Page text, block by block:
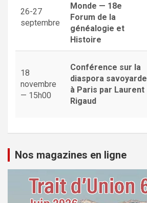
26-27
septembre
Monde — 18e
Forum de la
généalogie et
Histoire
18
novembre
— 15h00
Conférence sur la
diaspora savoyarde
à Paris par Laurent
Rigaud
Nos magazines en ligne